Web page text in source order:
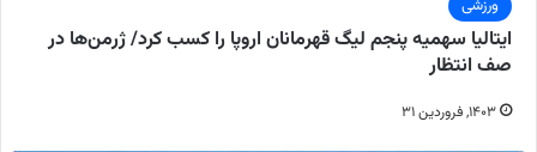
ورزشی
ایتالیا سهمیه پنجم لیگ قهرمانان اروپا را کسب کرد/ ژرمن‌ها در
صف انتظار
۱۴۰۳, فروردین ۳۱